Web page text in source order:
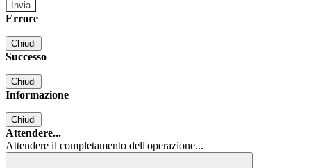
Errore
Chiudi
Successo
Chiudi
Informazione
Chiudi
Attendere...
Attendere il completamento dell'operazione...